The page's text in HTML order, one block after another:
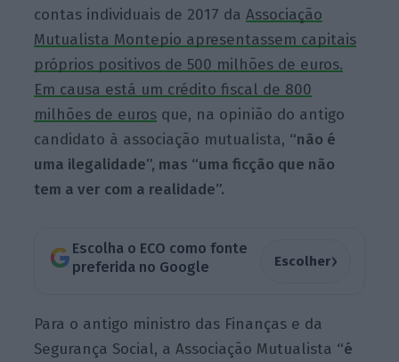
contas individuais de 2017 daAssociação
Mutualista Montepio apresentassem capitais
próprios positivos de 500 milhões de euros.
Em causa está um crédito fiscal de 800
milhões de euros que, na opinião do antigo
candidato à associação mutualista, “não é
uma ilegalidade”, mas “uma ficção que não
tem a ver com a realidade”.
Escolha o ECO como fonte
preferida no Google
Escolher›
Para o antigo ministro das Finanças e da
Segurança Social, a Associação Mutualista “é